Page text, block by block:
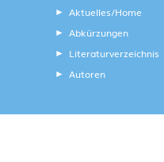
Aktuelles/Home
Abkürzungen
Literaturverzeichnis
Autoren